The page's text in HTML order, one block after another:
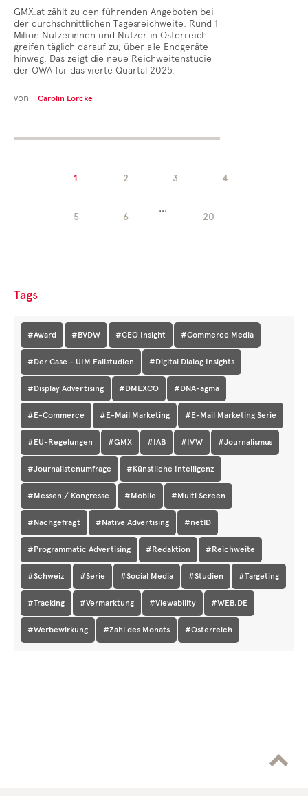
GMX.at zählt zu den führenden Angeboten bei
der durchschnittlichen Tagesreichweite: Rund 1
Million Nutzerinnen und Nutzer in Österreich
greifen täglich darauf zu, über alle Endgeräte
hinweg. Das zeigt die neue Reichweitenstudie
der ÖWA für das vierte Quartal 2025.
von Carolin Lorcke
1 2 3 4
5 6
...
20
Tags
#Award #BVDW #CEO Insight #Commerce Media
#Der Case - UIM Fallstudien #Digital Dialog Insights
#Display Advertising #DMEXCO #DNA-agma
#E-Commerce #E-Mail Marketing #E-Mail Marketing Serie
#EU-Regelungen #GMX #IAB #IVW #Journalismus
#Journalistenumfrage #Künstliche Intelligenz
#Messen / Kongresse #Mobile #Multi Screen
#Nachgefragt #Native Advertising #netID
#Programmatic Advertising #Redaktion #Reichweite
#Schweiz #Serie #Social Media #Studien #Targeting
#Tracking #Vermarktung #Viewability #WEB.DE
#Werbewirkung #Zahl des Monats #Österreich
